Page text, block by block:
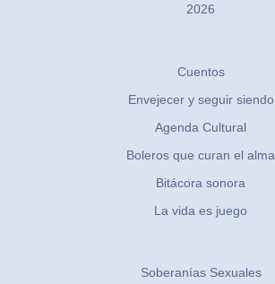
2026
Cuentos
Envejecer y seguir siendo
Agenda Cultural
Boleros que curan el alma
Bitácora sonora
La vida es juego
Soberanías Sexuales